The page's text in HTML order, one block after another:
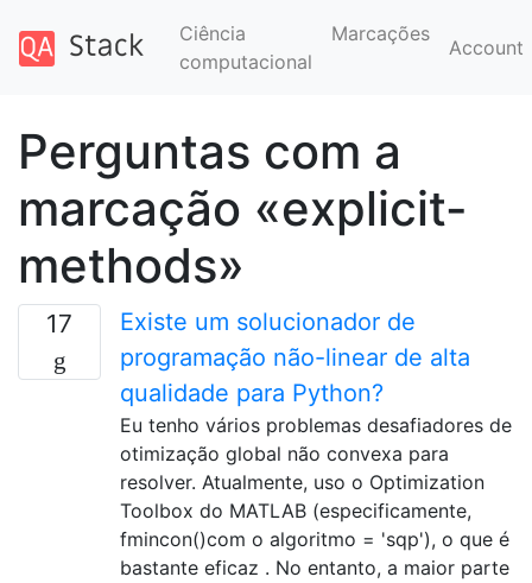
Ciência
computacional
Marcações
Account
Perguntas com a
marcação «explicit-
methods»
17
Existe um solucionador de
programação não-linear de alta
qualidade para Python?
Eu tenho vários problemas desafiadores de
otimização global não convexa para
resolver. Atualmente, uso o Optimization
Toolbox do MATLAB (especificamente,
fmincon()com o algoritmo = 'sqp'), o que é
bastante eficaz . No entanto, a maior parte